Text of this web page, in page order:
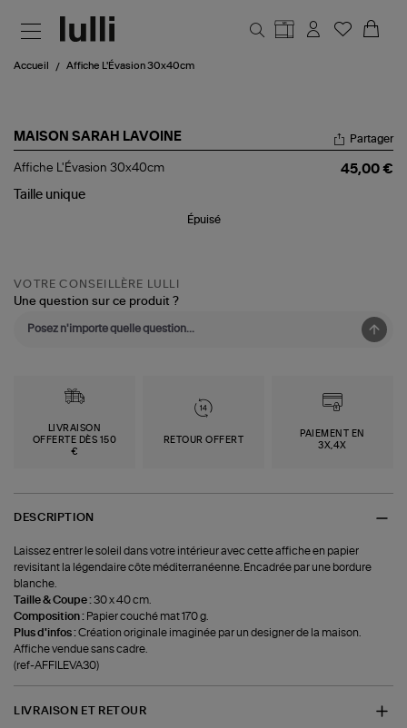
Accueil Affiche L'Évasion 30x40cm
MAISON SARAH LAVOINE
Affiche
30x40cm
Partager
Affiche L'Évasion 30x40cm
45,00 €
Taille unique
Épuisé
VOTRE CONSEILLÈRE LULLI
Une question sur ce produit ?
LIVRAISON
OFFERTE DÈS 150
€
RETOUR OFFERT
PAIEMENT EN
3X,4X
DESCRIPTION
Laissez entrer le soleil dans votre intérieur avec cette affiche en papier
revisitant la légendaire côte méditerranéenne. Encadrée par une bordure
blanche.
Taille & Coupe :30 x 40 cm.
Composition : Papier couché mat 170 g.
Plus d'infos :Création originale imaginée par un designer de la maison.
Affiche vendue sans cadre.
(ref-AFFILEVA30)
LIVRAISON ET RETOUR